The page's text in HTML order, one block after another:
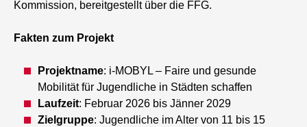
Kommission, bereitgestellt über die FFG.
Fakten zum Projekt
Projektname: i-MOBYL – Faire und gesunde
Mobilität für Jugendliche in Städten schaffen
Laufzeit: Februar 2026 bis Jänner 2029
Zielgruppe: Jugendliche im Alter von 11 bis 15